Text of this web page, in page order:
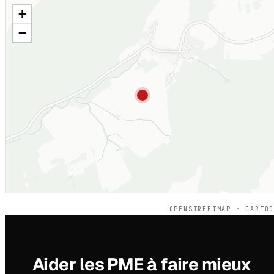
CARTE INTERACTIVE
+
−
OPENSTREETMAP ·
Aider les PME à faire mieux